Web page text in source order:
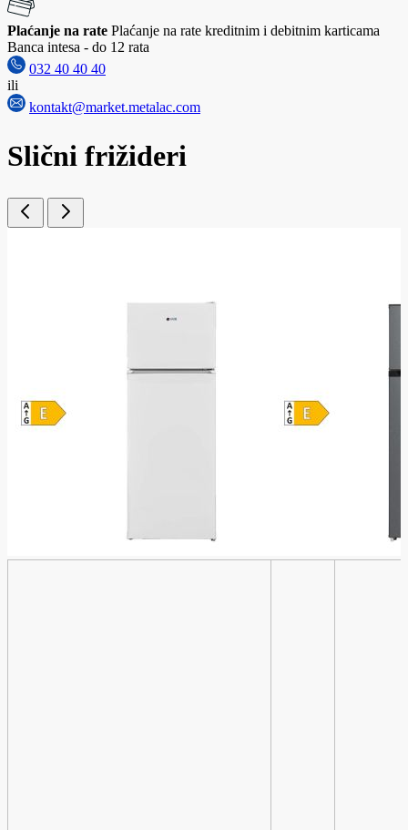
Plaćanje na rate Plaćanje na rate kreditnim i debitnim karticama
Banca intesa - do 12 rata
032 40 40 40
ili
kontakt@market.metalac.com
Slični frižideri